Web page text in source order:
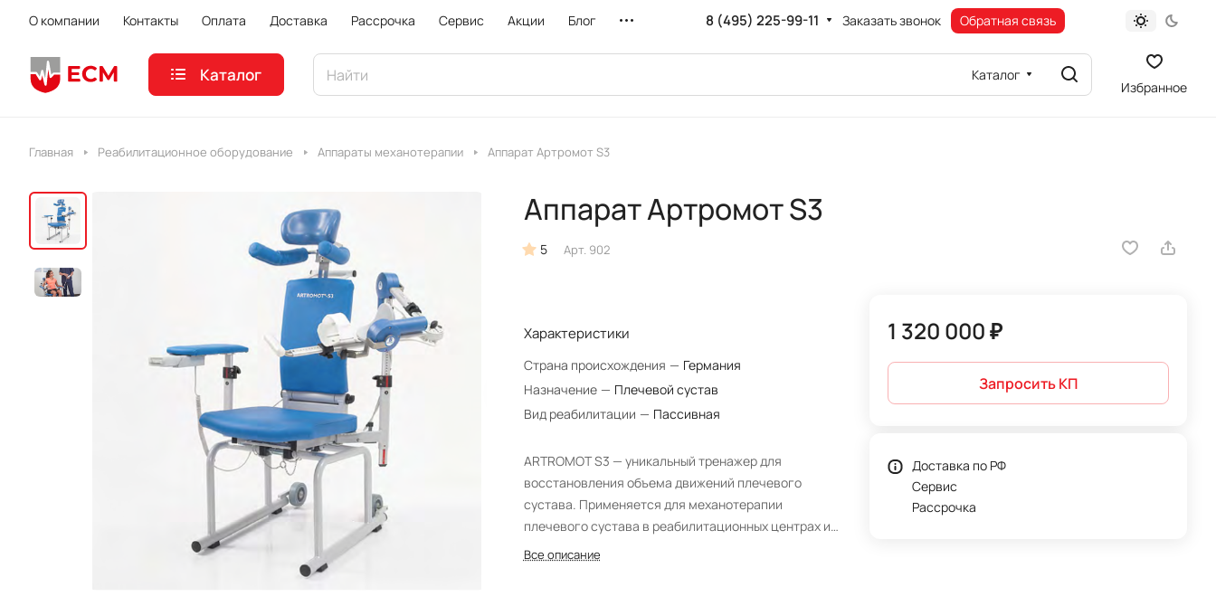
О компании Контакты Оплата Доставка Рассрочка Сервис Акции Блог 8 (495) 225-99-11 Заказать звонок Обратная связь
Каталог Каталог
Избранное
Главная Реабилитационное оборудование Аппараты механотерапии Аппарат Артромот S3
Аппарат Артромот S3
5 Арт. 902
Характеристики
Страна происхождения — Германия
Назначение — Плечевой сустав
Вид реабилитации — Пассивная
ARTROMOT S3 — уникальный тренажер для
восстановления объема движений плечевого
сустава. Применяется для механотерапии
плечевого сустава в реабилитационных центрах и
санаториях. Тонкая настройка тренажера Артромот
Все описание
1 320 000 ₽
Запросить КП
Доставка по РФ
Сервис
Рассрочка